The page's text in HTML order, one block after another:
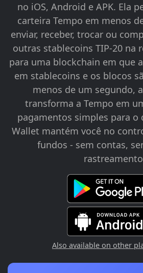
no iOS, Android e APK. Ela
carteira Tempo em menos
enviar, receber, trocar ou
outras stablecoins TIP-20 na
para uma blockchain em que
em stablecoins e os blocos
menos de um segundo,
transforma a Tempo em
pagamentos simples para o
Wallet mantém você no
fundos - sem contas,
Also available on other